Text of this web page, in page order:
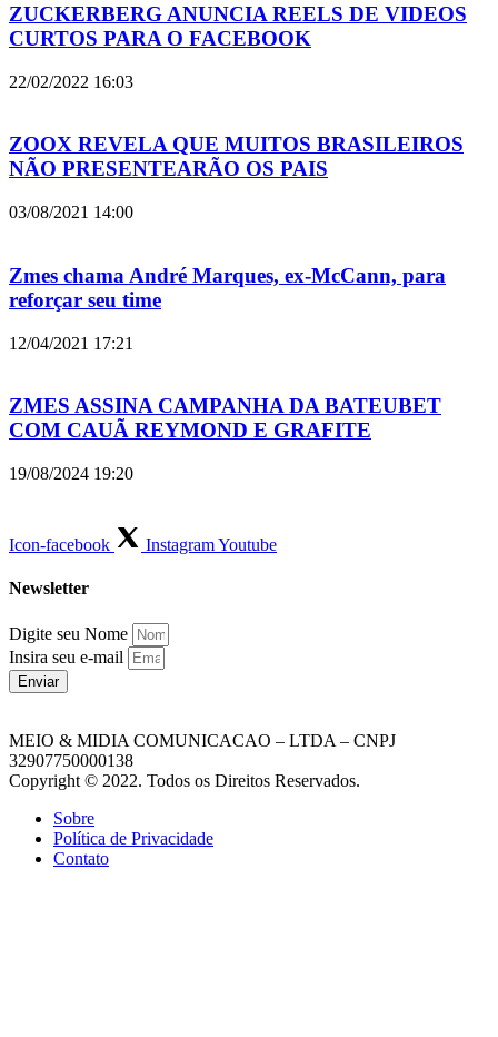
ZUCKERBERG ANUNCIA REELS DE VIDEOS
CURTOS PARA O FACEBOOK
22/02/2022 16:03
ZOOX REVELA QUE MUITOS BRASILEIROS
NÃO PRESENTEARÃO OS PAIS
03/08/2021 14:00
Zmes chama André Marques, ex-McCann, para
reforçar seu time
12/04/2021 17:21
ZMES ASSINA CAMPANHA DA BATEUBET
COM CAUÃ REYMOND E GRAFITE
19/08/2024 19:20
Icon-facebook InstagramYoutube
Newsletter
Digite seu Nome
Insira seu e-mail
Enviar
MEIO & MIDIA COMUNICACAO – LTDA – CNPJ
32907750000138
Copyright © 2022. Todos os Direitos Reservados.
Sobre
Política de Privacidade
Contato